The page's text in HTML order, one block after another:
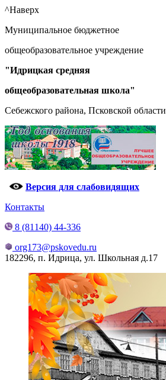
^Наверх
Муниципальное бюджетное
общеобразовательное учреждение
"Идрицкая средняя
общеобразовательная школа"
Себежского района, Псковской области
Версия для слабовидящих
Контакты
8 (81140) 44-336
org173@pskovedu.ru
182296, п. Идрица, ул. Школьная д.17